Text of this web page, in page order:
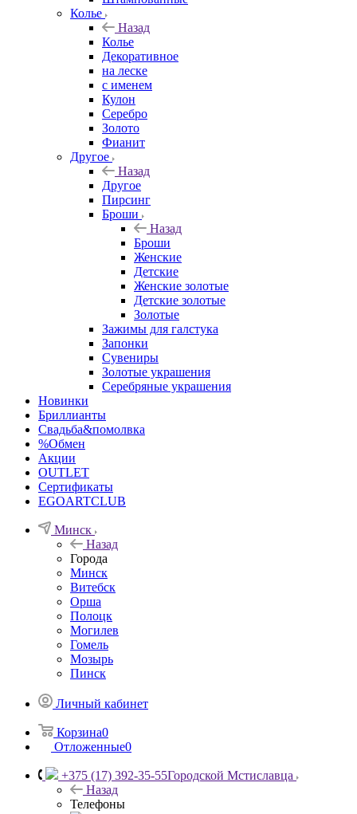
Колье
Назад
Колье
Декоративное
на леске
с именем
Кулон
Серебро
Золото
Фианит
Другое
Назад
Другое
Пирсинг
Броши
Назад
Броши
Женские
Детские
Женские золотые
Детские золотые
Золотые
Зажимы для галстука
Запонки
Сувениры
Золотые украшения
Серебряные украшения
Новинки
Бриллианты
Свадьба&помолвка
%Обмен
Акции
OUTLET
Сертификаты
EGOARTCLUB
Минск
Назад
Города
Минск
Витебск
Орша
Полоцк
Могилев
Гомель
Мозырь
Пинск
Личный кабинет
Корзина0
Отложенные0
+375 (17) 392-35-55Городской Мстиславца
Назад
Телефоны